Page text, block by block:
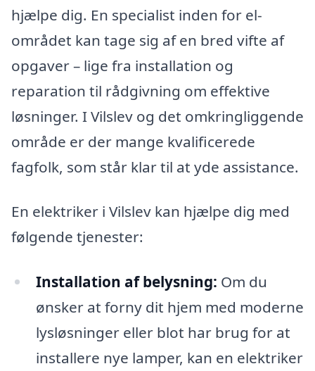
hjælpe dig. En specialist inden for el-
området kan tage sig af en bred vifte af
opgaver – lige fra installation og
reparation til rådgivning om effektive
løsninger. I Vilslev og det omkringliggende
område er der mange kvalificerede
fagfolk, som står klar til at yde assistance.
En elektriker i Vilslev kan hjælpe dig med
følgende tjenester:
Installation af belysning: Om du
ønsker at forny dit hjem med moderne
lysløsninger eller blot har brug for at
installere nye lamper, kan en elektriker